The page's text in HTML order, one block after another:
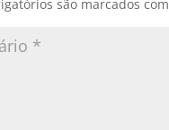
são marcados com